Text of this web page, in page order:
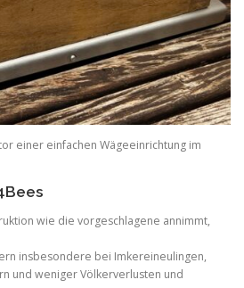
einer einfachen Wägeeinrichtung im
wie die vorgeschlagene annimmt,
insbesondere bei Imkereineulingen,
und weniger Völkerverlusten und